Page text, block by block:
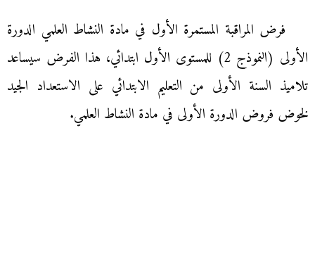
فرض المراقبة المستمرة الأول في مادة النشاط العلمي الدورة
الأولى (النموذج 2) للمستوى الأول ابتدائي، هذا الفرض سيساعد
تلاميذ السنة الأولى من التعليم الابتدائي على الاستعداد الجيد
لخوض فروض الدورة الأولى في مادة النشاط العلمي.